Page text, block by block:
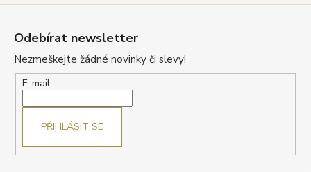
Odebírat newsletter
Nezmeškejte žádné novinky či slevy!
E-mail
PŘIHLÁSIT SE